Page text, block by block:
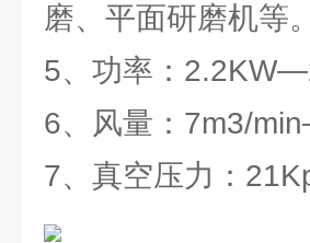
磨、平面研磨机等。
5、功率：
6、风量：7m3/
7、真空压力：